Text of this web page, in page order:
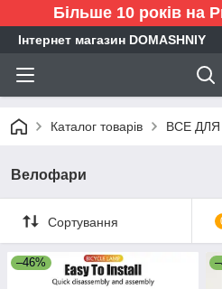
Більше 10 років на
Інтернет магазин DOMASHNIY
Каталог товарів ВСЕ
Велофари
Сортування
–46%